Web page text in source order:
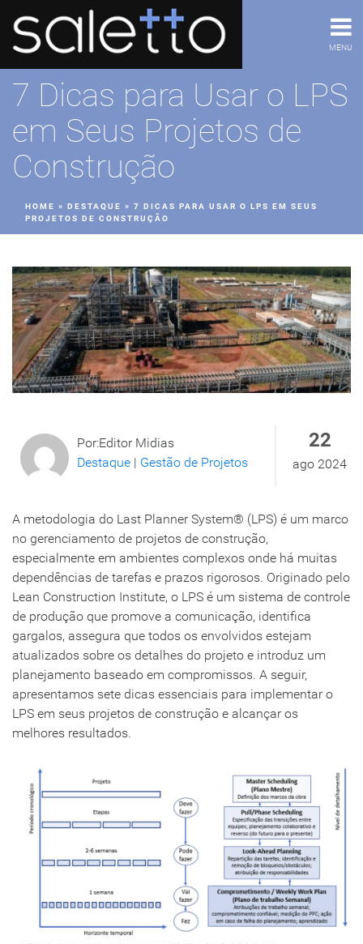
MENU
7 Dicas para Usar o LPS
em Seus Projetos de
Construção
HOME » DESTAQUE » 7 DICAS PARA USAR O LPS EM SEUS
PROJETOS DE CONSTRUÇÃO
Por:Editor Midias
Destaque | Gestão de Projetos
22
ago 2024
A metodologia do Last Planner System® (LPS) é um marco
no gerenciamento de projetos de construção,
especialmente em ambientes complexos onde há muitas
dependências de tarefas e prazos rigorosos. Originado pelo
Lean Construction Institute, o LPS é um sistema de controle
de produção que promove a comunicação, identifica
gargalos, assegura que todos os envolvidos estejam
atualizados sobre os detalhes do projeto e introduz um
planejamento baseado em compromissos. A seguir,
apresentamos sete dicas essenciais para implementar o
LPS em seus projetos de construção e alcançar os
melhores resultados.